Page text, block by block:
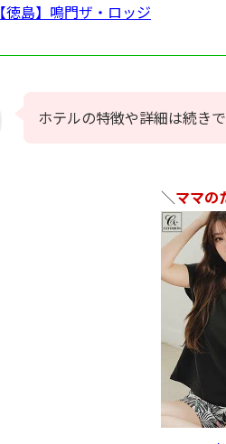
【徳島】鳴門ザ・ロッジ
ホテルの特徴や詳細は続き
＼ママの